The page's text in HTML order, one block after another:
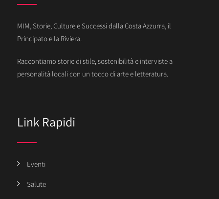
MIM, Storie, Culture e Successi dalla Costa Azzurra, il
Principato e la Riviera.
Raccontiamo storie di stile, sostenibilità e interviste a
personalità locali con un tocco di arte e letteratura.
Link Rapidi
Eventi
Salute